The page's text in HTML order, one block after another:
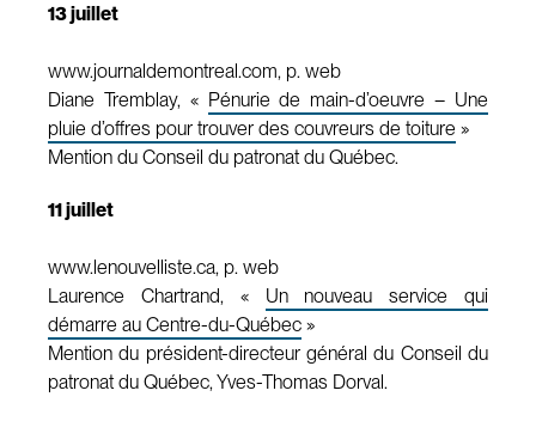
13 juillet
www.journaldemontreal.com, p. web
Diane Tremblay, « Pénurie de main-d’oeuvre – Une
pluie d’offres pour trouver des couvreurs de toiture »
Mention du Conseil du patronat du Québec.
11 juillet
www.lenouvelliste.ca, p. web
Laurence Chartrand, « Un nouveau service qui
démarre au Centre-du-Québec »
Mention du président-directeur général du Conseil du
patronat du Québec, Yves-Thomas Dorval.